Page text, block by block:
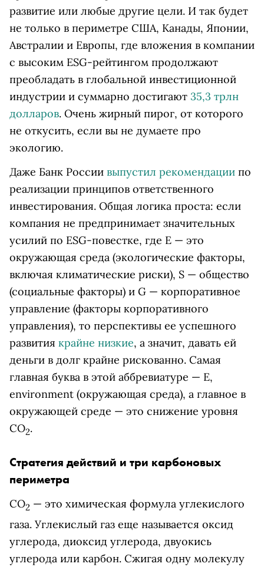
развитие или любые другие цели. И так будет
не только в периметре США, Канады, Японии,
Австралии и Европы, где вложения в компании
с высоким ESG-рейтингом продолжают
преобладать в глобальной инвестиционной
индустрии и суммарно достигают 35,3 трлн
долларов. Очень жирный пирог, от которого
не откусить, если вы не думаете про
экологию.
Даже Банк России выпустил рекомендации по
реализации принципов ответственного
инвестирования. Общая логика проста: если
компания не предпринимает значительных
усилий по ESG-повестке, где E — это
окружающая среда (экологические факторы,
включая климатические риски), S — общество
(социальные факторы) и G — корпоративное
управление (факторы корпоративного
управления), то перспективы ее успешного
развития крайне низкие, а значит, давать ей
деньги в долг крайне рискованно. Самая
главная буква в этой аббревиатуре — E,
environment (окружающая среда), а главное в
окружающей среде — это снижение уровня
СО2.
Стратегия действий и три карбоновых
периметра
СО2 — это химическая формула углекислого
газа. Углекислый газ еще называется оксид
углерода, диоксид углерода, двуокись
углерода или карбон. Сжигая одну молекулу